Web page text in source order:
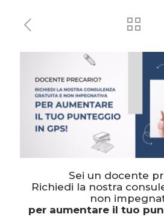
Sei un docente
Richiedi la nostra
non
per aumentare il tuo